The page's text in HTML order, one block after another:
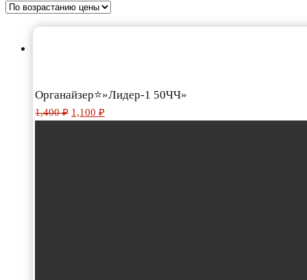
возрастанию
Органайзер⭐»Лидер-1 50ЧЧ»
1,400₽ Первоначальная
цена
1,100 ₽цена: